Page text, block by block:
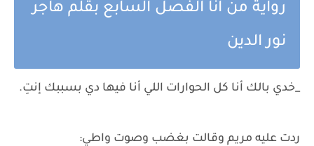
رواية من انا الفصل السابع بقلم هاجر
نور الدين
_خدي بالك أنا كل الحوارات اللي أنا فيها دي بسببك إنتِ.
ردت عليه مريم وقالت بغضب وصوت واطي: